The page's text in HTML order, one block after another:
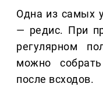
Одна из самых
— редис. При
регулярном
можно
после всходов.